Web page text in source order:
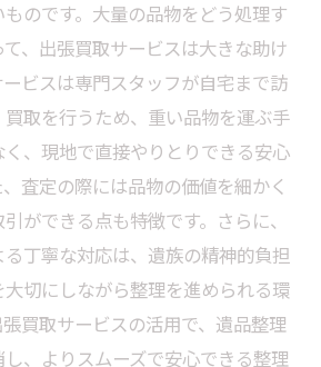
のです。大量の品物をどう処理す
、出張買取サービスは大きな助け
ビスは専門スタッフが自宅まで訪
取を行うため、重い品物を運ぶ手
、現地で直接やりとりできる安心
査定の際には品物の価値を細かく
ができる点も特徴です。さらに、
丁寧な対応は、遺族の精神的負担
切にしながら整理を進められる環
買取サービスの活用で、遺品整理
、よりスムーズで安心できる整理